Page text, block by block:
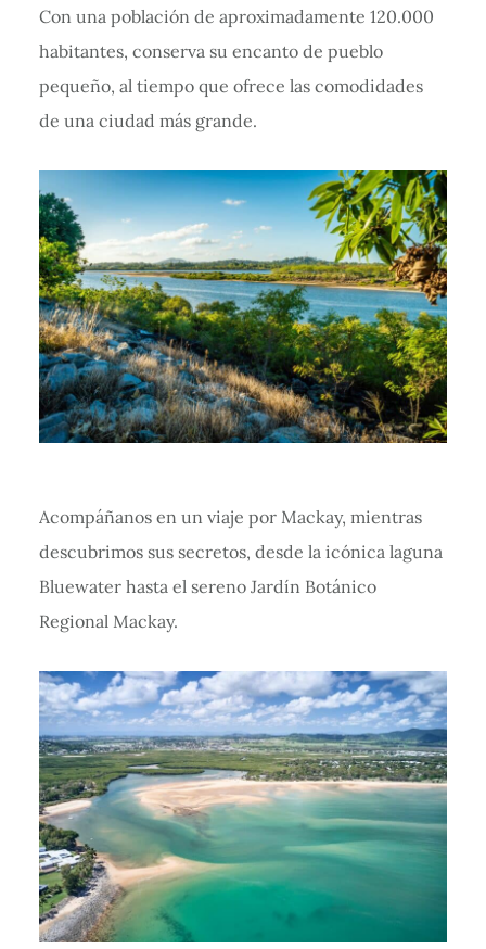
Con una población de aproximadamente 120.000
habitantes, conserva su encanto de pueblo
pequeño, al tiempo que ofrece las comodidades
de una ciudad más grande.
Acompáñanos en un viaje por Mackay, mientras
descubrimos sus secretos, desde la icónica laguna
Bluewater hasta el sereno Jardín Botánico
Regional Mackay.